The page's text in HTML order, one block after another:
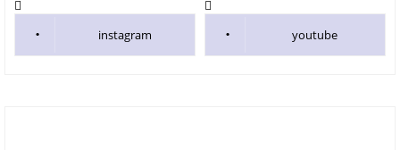
instagram youtube